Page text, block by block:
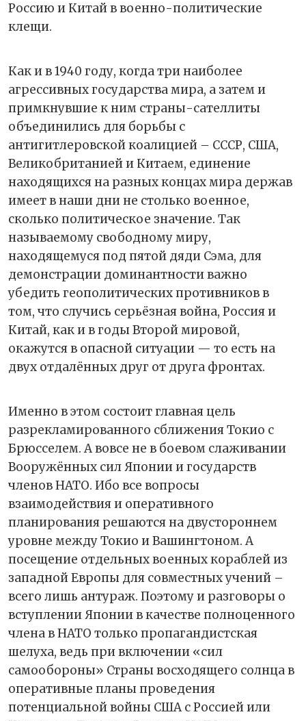
Россию и Китай в военно-политические
клещи.
Как и в 1940 году, когда три наиболее
агрессивных государства мира, а затем и
примкнувшие к ним страны-сателлиты
объединились для борьбы с
антигитлеровской коалицией – СССР, США,
Великобританией и Китаем, единение
находящихся на разных концах мира держав
имеет в наши дни не столько военное,
сколько политическое значение. Так
называемому свободному миру,
находящемуся под пятой дяди Сэма, для
демонстрации доминантности важно
убедить геополитических противников в
том, что случись серьёзная война, Россия и
Китай, как и в годы Второй мировой,
окажутся в опасной ситуации — то есть на
двух отдалённых друг от друга фронтах.
Именно в этом состоит главная цель
разрекламированного сближения Токио с
Брюсселем. А вовсе не в боевом слаживании
Вооружённых сил Японии и государств
членов НАТО. Ибо все вопросы
взаимодействия и оперативного
планирования решаются на двустороннем
уровне между Токио и Вашингтоном. А
посещение отдельных военных кораблей из
западной Европы для совместных учений –
всего лишь антураж. Поэтому и разговоры о
вступлении Японии в качестве полноценного
члена в НАТО только пропагандистская
шелуха, ведь при включении «сил
самообороны» Страны восходящего солнца в
оперативные планы проведения
потенциальной войны США с Россией или